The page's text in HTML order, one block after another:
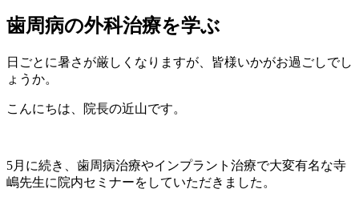
歯周病の外科治療を学ぶ
日ごとに暑さが厳しくなりますが、皆様いかがお過ごしでし
ょうか。
こんにちは、院長の近山です。
5月に続き、歯周病治療やインプラント治療で大変有名な寺
嶋先生に院内セミナーをしていただきました。